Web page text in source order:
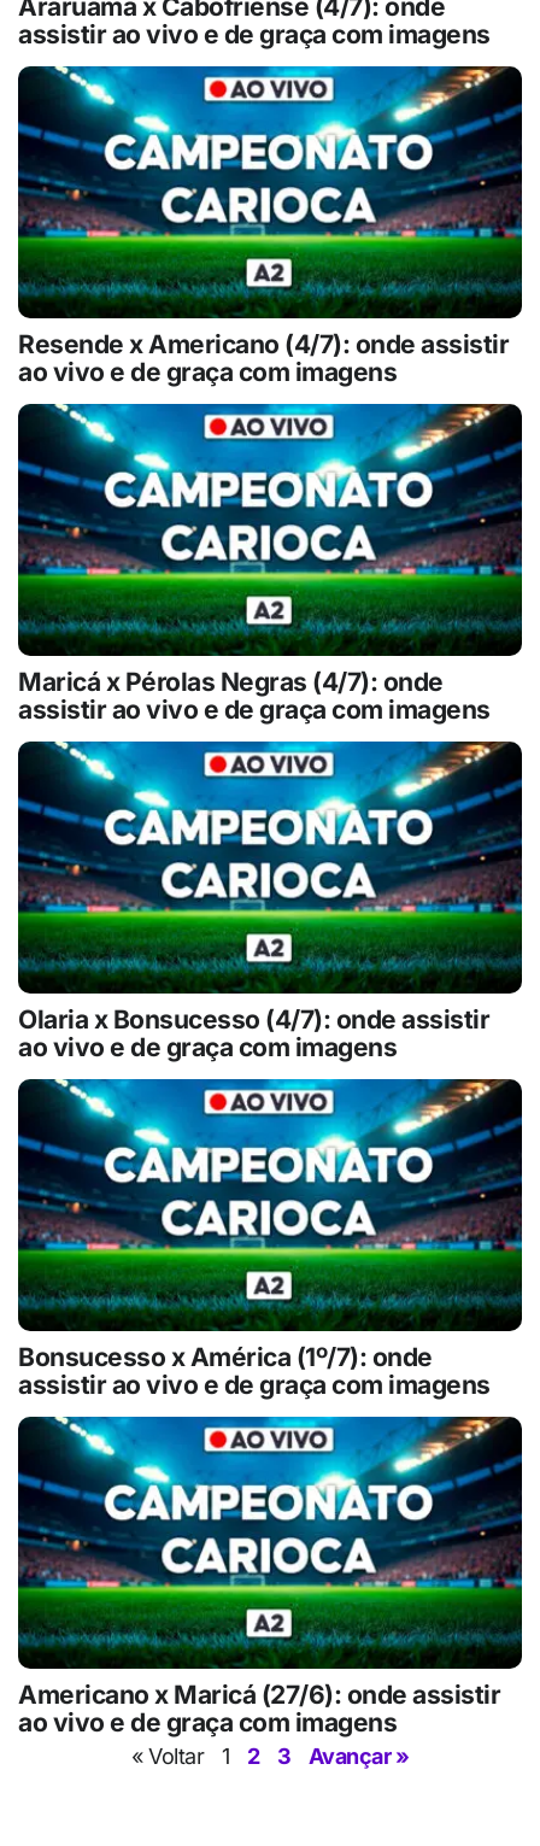
Araruama x Cabofriense (4/7): onde
assistir ao vivo e de graça com imagens
Resende x Americano (4/7): onde assistir
ao vivo e de graça com imagens
Maricá x Pérolas Negras (4/7): onde
assistir ao vivo e de graça com imagens
Olaria x Bonsucesso (4/7): onde assistir
ao vivo e de graça com imagens
Bonsucesso x América (1º/7): onde
assistir ao vivo e de graça com imagens
Americano x Maricá (27/6): onde assistir
ao vivo e de graça com imagens
« Voltar 1 2 3 Avançar »